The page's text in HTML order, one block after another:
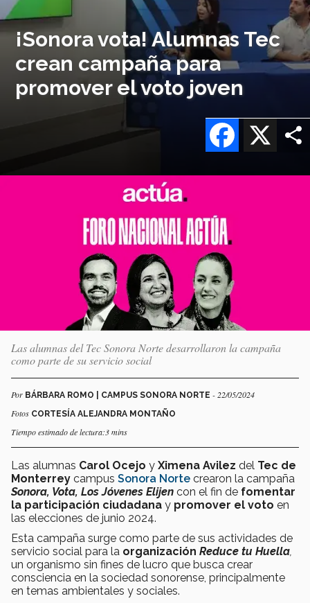
¡Sonora vota! Alumnas Tec
crean campaña para
promover el voto joven
X
Facebook
Las alumnas del Tec Sonora Norte desarrollaron la campaña
como parte de su servicio social
Por BÁRBARA ROMO | CAMPUS SONORA NORTE - 22/05/2024
Fotos CORTESÍA ALEJANDRA MONTAÑO
Tiempo estimado de lectura:3 mins
Las alumnas Carol Ocejo y Ximena Avilez del Tec de
Monterrey campus Sonora Norte crearon la campaña
Sonora, Vota, Los Jóvenes Elijen con el fin de fomentar
la participación ciudadana y promover el voto en
las elecciones de junio 2024.
Esta campaña surge como parte de sus actividades de
servicio social para la organización Reduce tu Huella
un organismo sin fines de lucro que busca crear
consciencia en la sociedad sonorense, principalmente
en temas ambientales y sociales.